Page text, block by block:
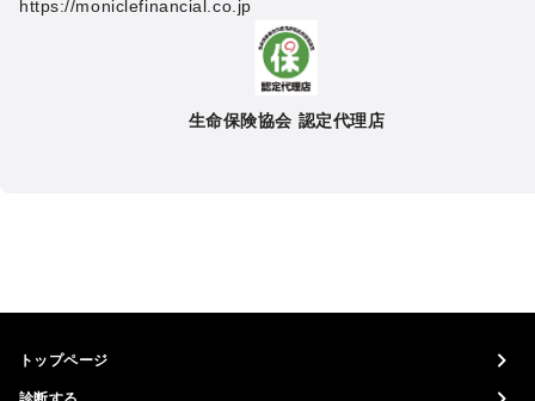
https://moniclefinancial.co.jp
生命保険協会 認定代理店
トップページ